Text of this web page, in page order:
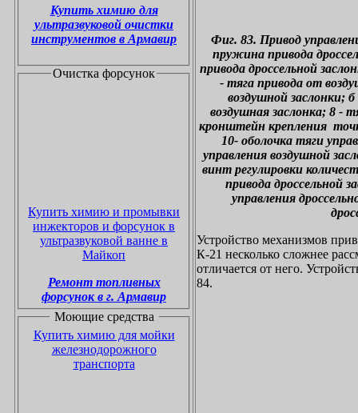
Купить химию для
ультразвуковой очистки
инструментов в Армавир
Очистка форсунок
Купить химию и промывки
инжекторов и форсунок в
ультразвуковой ванне в
Майкоп
Ремонт топливных
форсунок в г. Армавир
Моющие средства
Купить химию для мойки
железнодорожного
транспорта
Фиг. 83. Привод
пружина привода
привода дроссельной
- тяга привода от
воздушной заслонки;
воздушная заслонка; 8 -
кронштейн крепления
10- оболочка тяги
управления воздушной
винт регулировки
привода дроссельной
управления
Устройство механизмов
К-21 несколько сложнее
отличается от него.
84.